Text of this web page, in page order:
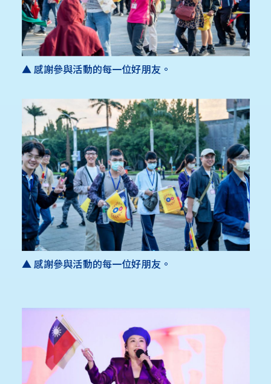
▲ 感謝參與活動的每一位好朋友。
▲ 感謝參與活動的每一位好朋友。